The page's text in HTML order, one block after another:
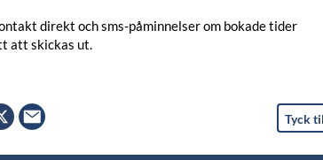
direkt och sms-påminnelser om bokade tider
att skickas ut.
Tyck